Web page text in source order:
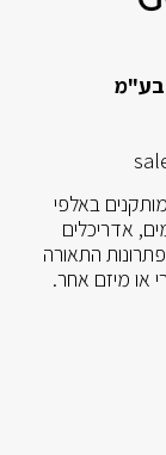
בע"מ
באלפי
אדריכלים
התאורה
או מיזם אחר.